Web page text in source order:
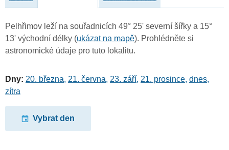
Pelhřimov leží na souřadnicích 49° 25' severní šířky a 15°
13' východní délky (ukázat na mapě). Prohlédněte si
astronomické údaje pro tuto lokalitu.
Dny: 20. března, 21. června, 23. září, 21. prosince, dnes,
zítra
Vybrat den